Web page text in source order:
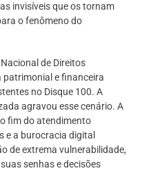
invisíveis que os tornam
o fenômeno do
de Direitos
patrimonial e financeira
no Disque 100. A
agravou esse cenário. A
fim do atendimento
e a burocracia digital
de extrema vulnerabilidade,
senhas e decisões